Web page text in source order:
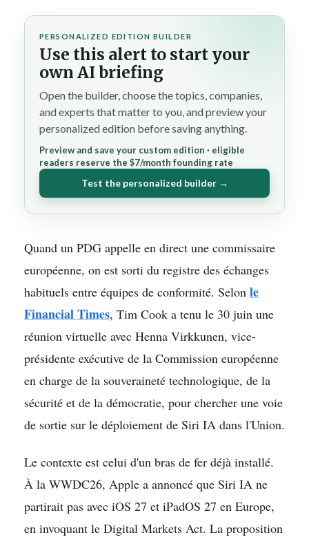
PERSONALIZED EDITION BUILDER
Use this alert to start your
own AI briefing
Open the builder, choose the topics, companies,
and experts that matter to you, and preview your
personalized edition before saving anything.
Preview and save your custom edition · eligible
readers reserve the $7/month founding rate
Test the personalized builder →
Quand un PDG appelle en direct une commissaire
européenne, on est sorti du registre des échanges
habituels entre équipes de conformité. Selon le
Financial Times, Tim Cook a tenu le 30 juin une
réunion virtuelle avec Henna Virkkunen, vice-
présidente exécutive de la Commission européenne
en charge de la souveraineté technologique, de la
sécurité et de la démocratie, pour chercher une voie
de sortie sur le déploiement de Siri IA dans l'Union.
Le contexte est celui d'un bras de fer déjà installé.
À la WWDC26, Apple a annoncé que Siri IA ne
partirait pas avec iOS 27 et iPadOS 27 en Europe,
en invoquant le Digital Markets Act. La proposition